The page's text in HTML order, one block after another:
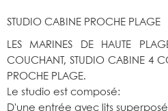
STUDIO CABINE PROCHE PLAGE
LES MARINES DE HAUTE
COUCHANT, STUDIO CABINE 4
PROCHE PLAGE.
Le studio est composé:
D'une entrée avec lits